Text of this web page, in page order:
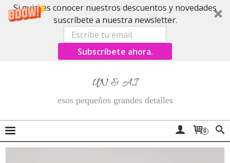
Si quieres conocer nuestros descuentos y novedades
suscríbete a nuestra newsletter.
Subscríbete ahora.
UN & AI
esos pequeños grandes detalles
0